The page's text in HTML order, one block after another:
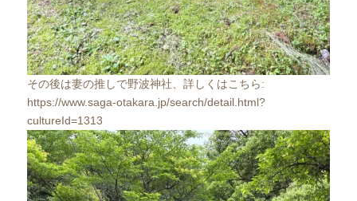
その後は妻の推しで野波神社、詳しくはこちら:
https://www.saga-otakara.jp/search/detail.html?
cultureId=1313